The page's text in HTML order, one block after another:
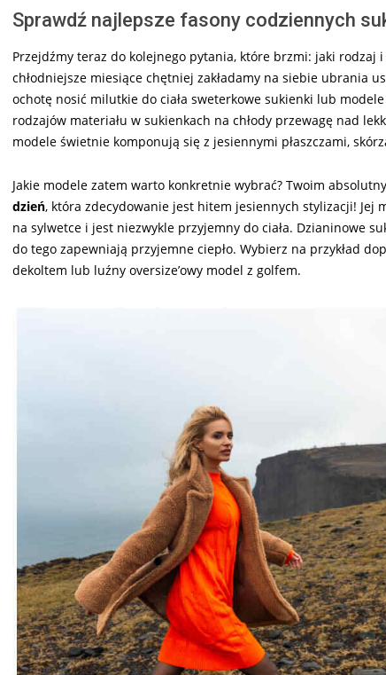
Sprawdź najlepsze fasony codziennych
Przejdźmy teraz do kolejnego pytania, które brzmi: jaki rodzaj
chłodniejsze miesiące chętniej zakładamy na siebie ubrania
ochotę nosić milutkie do ciała sweterkowe sukienki lub
rodzajów materiału w sukienkach na chłody przewagę nad
modele świetnie komponują się z jesiennymi płaszczami,
Jakie modele zatem warto konkretnie wybrać? Twoim
dzień, która zdecydowanie jest hitem jesiennych stylizacji! Jej
na sylwetce i jest niezwykle przyjemny do ciała. Dzianinowe
do tego zapewniają przyjemne ciepło. Wybierz na przykład
dekoltem lub luźny oversize’owy model z golfem.